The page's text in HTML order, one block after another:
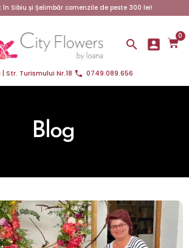
Sibiu și Șelimbăr comenzile de peste 300 lei!
0
Str. Turismului Nr.18 0749.089.656
Blog